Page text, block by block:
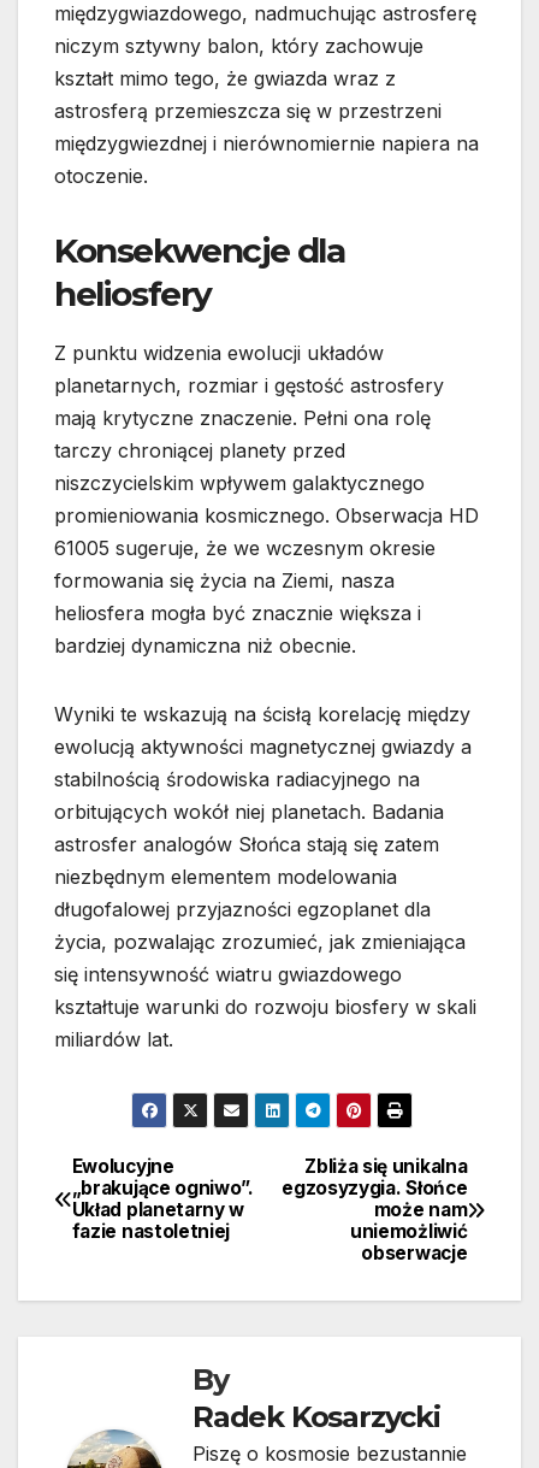
międzygwiazdowego, nadmuchując astrosferę
niczym sztywny balon, który zachowuje
kształt mimo tego, że gwiazda wraz z
astrosferą przemieszcza się w przestrzeni
międzygwiezdnej i nierównomiernie napiera na
otoczenie.
Konsekwencje dla
heliosfery
Z punktu widzenia ewolucji układów
planetarnych, rozmiar i gęstość astrosfery
mają krytyczne znaczenie. Pełni ona rolę
tarczy chroniącej planety przed
niszczycielskim wpływem galaktycznego
promieniowania kosmicznego. Obserwacja HD
61005 sugeruje, że we wczesnym okresie
formowania się życia na Ziemi, nasza
heliosfera mogła być znacznie większa i
bardziej dynamiczna niż obecnie.
Wyniki te wskazują na ścisłą korelację między
ewolucją aktywności magnetycznej gwiazdy a
stabilnością środowiska radiacyjnego na
orbitujących wokół niej planetach. Badania
astrosfer analogów Słońca stają się zatem
niezbędnym elementem modelowania
długofalowej przyjazności egzoplanet dla
życia, pozwalając zrozumieć, jak zmieniająca
się intensywność wiatru gwiazdowego
kształtuje warunki do rozwoju biosfery w skali
miliardów lat.
Nawigacja
wpisu
Zbliża się unikalna
egzosyzygia. Słońce
może nam
uniemożliwić
obserwacje
Ewolucyjne
„brakujące ogniwo”.
Układ planetarny w
fazie nastoletniej
By
Radek Kosarzycki
Piszę o kosmosie bezustannie